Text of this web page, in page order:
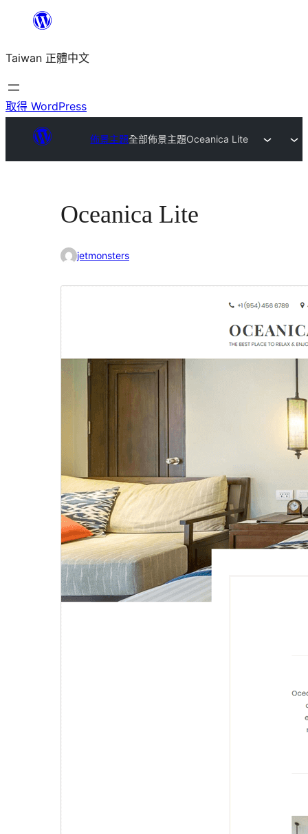
主
要
內
Taiwan 正體中文
取得 WordPress
佈景主題全部佈景主題Oceanica Lite
Oceanica Lite
jetmonsters